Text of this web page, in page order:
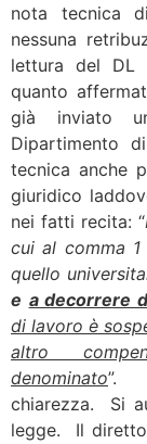
nota tecnica
nessuna
lettura del DL
quanto
già inviato
Dipartimento
tecnica anche
giuridico
nei fatti recita: “
cui al comma
quello
e a decorrere
di lavoro è
altro
denominato”.
chiarezza. Si
legge. Il